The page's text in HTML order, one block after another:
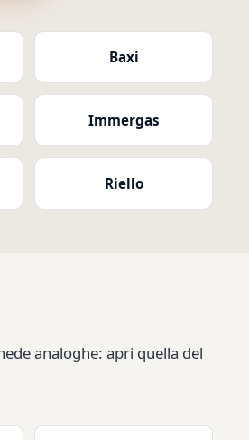
Baxi
Immergas
Riello
analoghe: apri quella del